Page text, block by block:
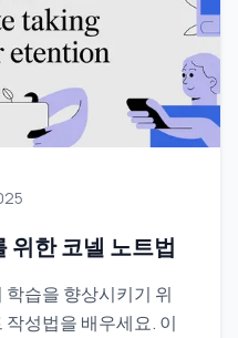
위한 코넬 노트법
습을 향상시키기 위
성법을 배우세요. 이